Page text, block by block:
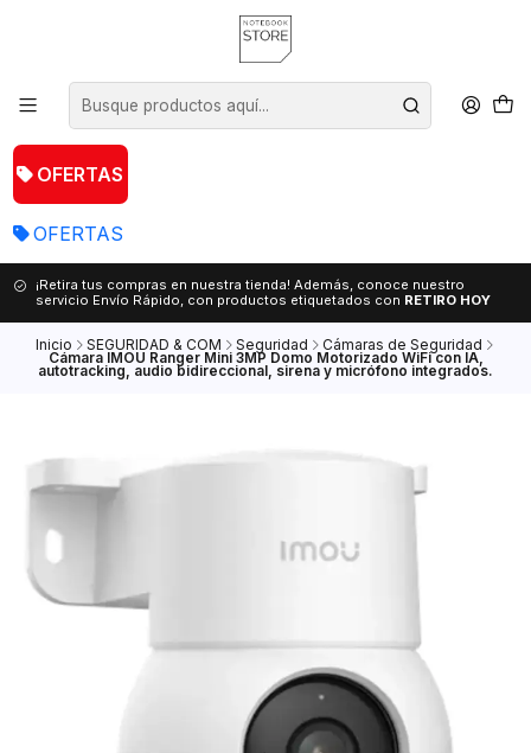
OFERTAS
OFERTAS
¡Retira tus compras en nuestra tienda! Además, conoce nuestro
servicio Envío Rápido, con productos etiquetados con RETIRO HOY
Inicio SEGURIDAD & COM Seguridad Cámaras de Seguridad
Cámara IMOU Ranger Mini 3MP Domo Motorizado WiFi con IA,
autotracking, audio bidireccional, sirena y micrófono integrados.